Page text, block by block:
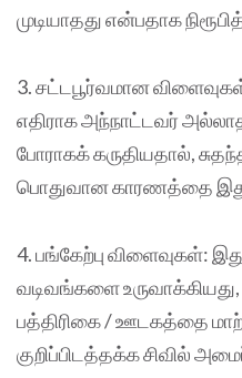
முடியாதது என்பதாக
3. சட்டபூர்வமான
எதிராக அந்நாட்டவர்
போராகக் கருதியதால்,
பொதுவான காரணத்தை
4. பங்கேற்பு விளைவுகள்:
வடிவங்களை
பத்திரிகை / ஊடகத்தை
குறிப்பிடத்தக்க சிவில்